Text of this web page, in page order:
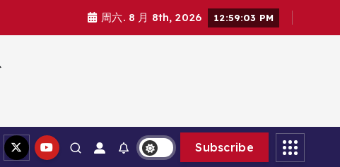
周六. 8 月 8th, 2026 12:59:04 PM
Subscribe